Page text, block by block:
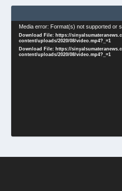
Video
Player
Media error: Format(s) not supported or
Download File: https://
content/uploads/2020/08/video.mp4?_=1
Download File: https://
content/uploads/2020/08/video.mp4?_=1